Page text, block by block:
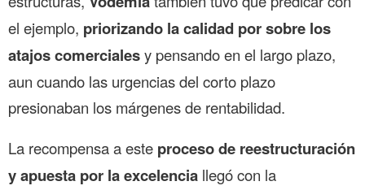
el ejemplo, priorizando la calidad por sobre los
atajos comercialesy pensando en el largo plazo,
aun cuando las urgencias del corto plazo
presionaban los márgenes de rentabilidad.
La recompensa a este proceso de reestructuración
y apuesta por la excelencia llegó con la